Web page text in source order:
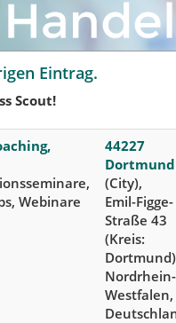
Eintrag.
Scout!
Webinare
44227
Dortmund
(City),
Emil-Figge-
Straße 43
(Kreis:
Dortmund)
Nordrhein-
Westfalen,